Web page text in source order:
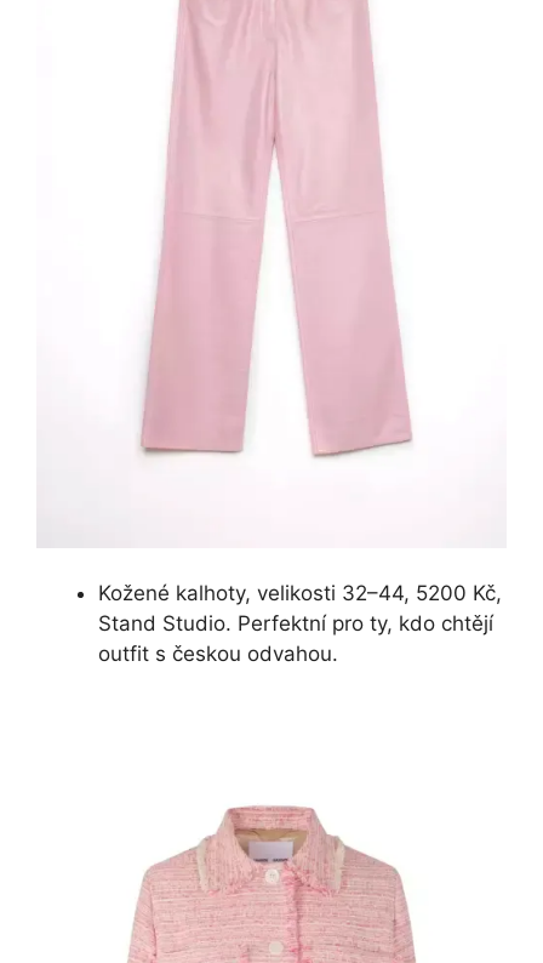
Kožené kalhoty, velikosti 32–44, 5200 Kč,
Stand Studio. Perfektní pro ty, kdo chtějí
outfit s českou odvahou.